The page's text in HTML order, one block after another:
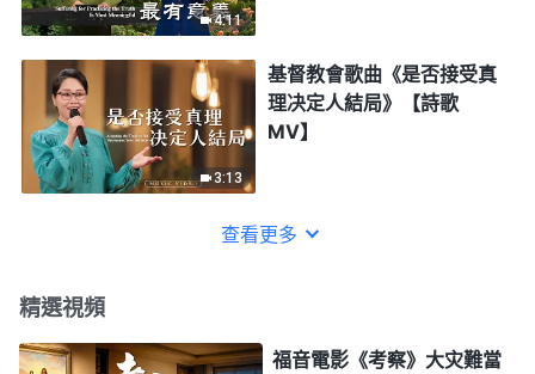
4:11
3:13
基督教會歌曲《是否接受真
理决定人結局》【詩歌
MV】
查看更多
精選視頻
福音電影《考察》大灾難當